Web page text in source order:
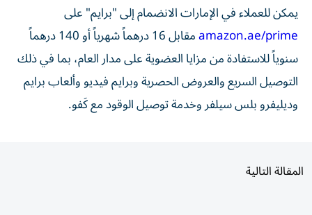
يمكن للعملاء في الإمارات الانضمام إلى "برايم" على
amazon.ae/prime
مقابل 16 درهماً شهرياً أو 140 درهماً
سنوياً للاستفادة من مزايا العضوية على مدار العام، بما في ذلك
التوصيل السريع والعروض الحصرية وبرايم فيديو وألعاب برايم
وديليفرو بلس سيلفر وخدمة توصيل الوقود مع كَفو.
المقالة التالية